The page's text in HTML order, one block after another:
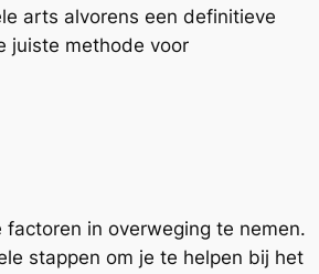
arts alvorens een definitieve
juiste methode voor
in overweging te nemen.
stappen om je te helpen bij het